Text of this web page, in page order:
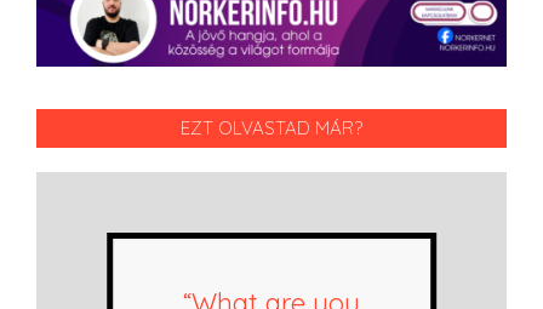
EZT OLVASTAD MÁR?